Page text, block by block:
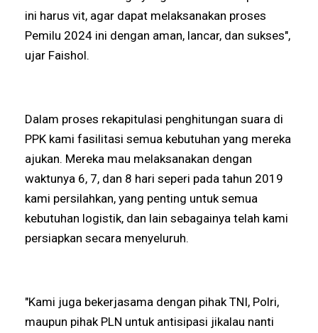
ini harus vit, agar dapat melaksanakan proses
Pemilu 2024 ini dengan aman, lancar, dan sukses",
ujar Faishol.
Dalam proses rekapitulasi penghitungan suara di
PPK kami fasilitasi semua kebutuhan yang mereka
ajukan. Mereka mau melaksanakan dengan
waktunya 6, 7, dan 8 hari seperi pada tahun 2019
kami persilahkan, yang penting untuk semua
kebutuhan logistik, dan lain sebagainya telah kami
persiapkan secara menyeluruh.
"Kami juga bekerjasama dengan pihak TNI, Polri,
maupun pihak PLN untuk antisipasi jikalau nanti